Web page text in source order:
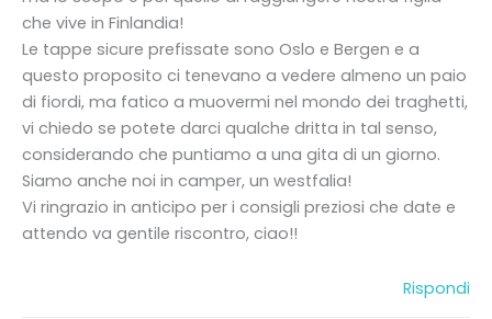
che vive in Finlandia!
Le tappe sicure prefissate sono Oslo e Bergen e a
questo proposito ci tenevano a vedere almeno un paio
di fiordi, ma fatico a muovermi nel mondo dei traghetti,
vi chiedo se potete darci qualche dritta in tal senso,
considerando che puntiamo a una gita di un giorno.
Siamo anche noi in camper, un westfalia!
Vi ringrazio in anticipo per i consigli preziosi che date e
attendo va gentile riscontro, ciao!!
Rispondi